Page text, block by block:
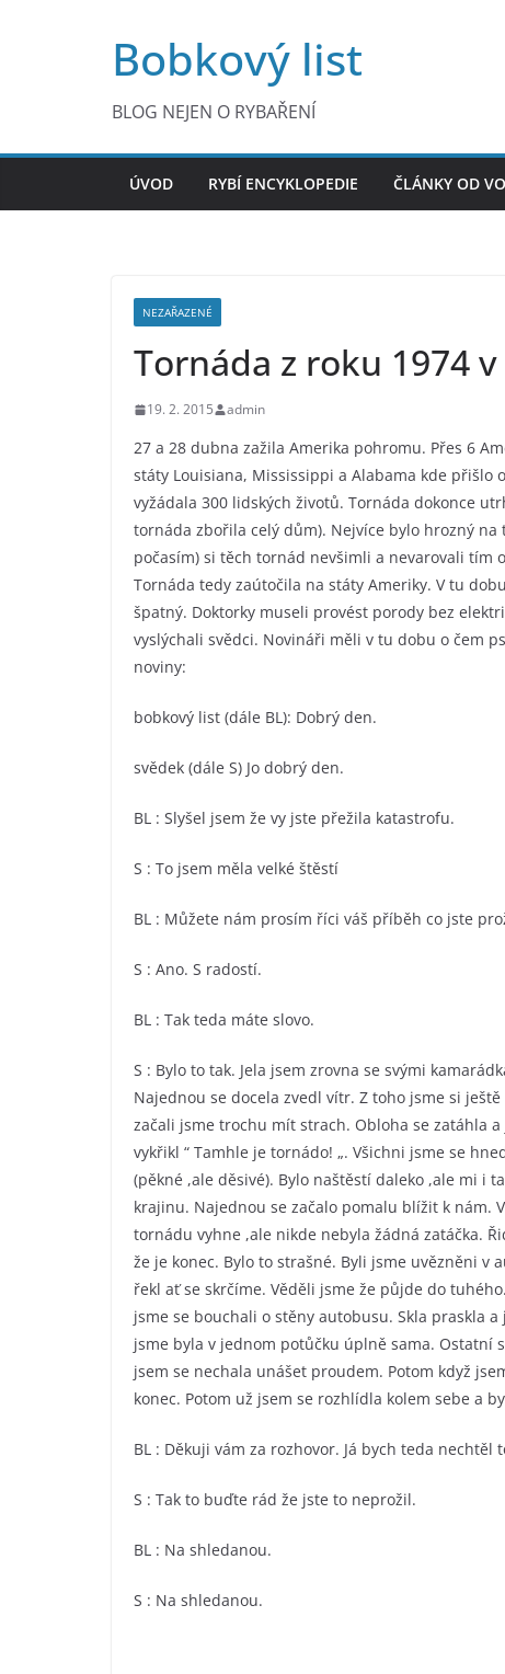
Bobkový list
BLOG NEJEN O RYBAŘENÍ
ÚVOD RYBÍ ENCYKLOPEDIE ČLÁNKY OD
NEZAŘAZENÉ
Tornáda z roku 1974
19. 2. 2015 admin
27 a 28 dubna zažila Amerika pohromu. Přes 6
státy Louisiana, Mississippi a Alabama kde přišlo
vyžádala 300 lidských životů. Tornáda dokonce
tornáda zbořila celý dům). Nejvíce bylo hrozný
počasím) si těch tornád nevšimli a nevarovali tím
Tornáda tedy zaútočila na státy Ameriky. V tu
špatný. Doktorky museli provést porody bez
vyslýchali svědci. Novináři měli v tu dobu o čem
noviny:
bobkový list (dále BL): Dobrý den.
svědek (dále S) Jo dobrý den.
BL : Slyšel jsem že vy jste přežila katastrofu.
S : To jsem měla velké štěstí
BL : Můžete nám prosím říci váš příběh co jste
S : Ano. S radostí.
BL : Tak teda máte slovo.
S : Bylo to tak. Jela jsem zrovna se svými
Najednou se docela zvedl vítr. Z toho jsme si
začali jsme trochu mít strach. Obloha se zatáhla
vykřikl “ Tamhle je tornádo! „. Všichni jsme se
(pěkné ,ale děsivé). Bylo naštěstí daleko ,ale mi i
krajinu. Najednou se začalo pomalu blížit k nám.
tornádu vyhne ,ale nikde nebyla žádná zatáčka.
že je konec. Bylo to strašné. Byli jsme uvězněni
řekl ať se skrčíme. Věděli jsme že půjde do
jsme se bouchali o stěny autobusu. Skla praskla
jsme byla v jednom potůčku úplně sama. Ostatní
jsem se nechala unášet proudem. Potom když
konec. Potom už jsem se rozhlídla kolem sebe a
BL : Děkuji vám za rozhovor. Já bych teda nechtěl
S : Tak to buďte rád že jste to neprožil.
BL : Na shledanou.
S : Na shledanou.